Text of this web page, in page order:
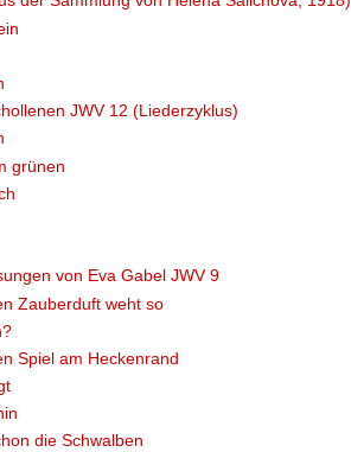
JWV 12 (Liederzyklus)
grünen
von Eva Gabel JWV 9
Zauberduft weht so
Spiel am Heckenrand
die Schwalben